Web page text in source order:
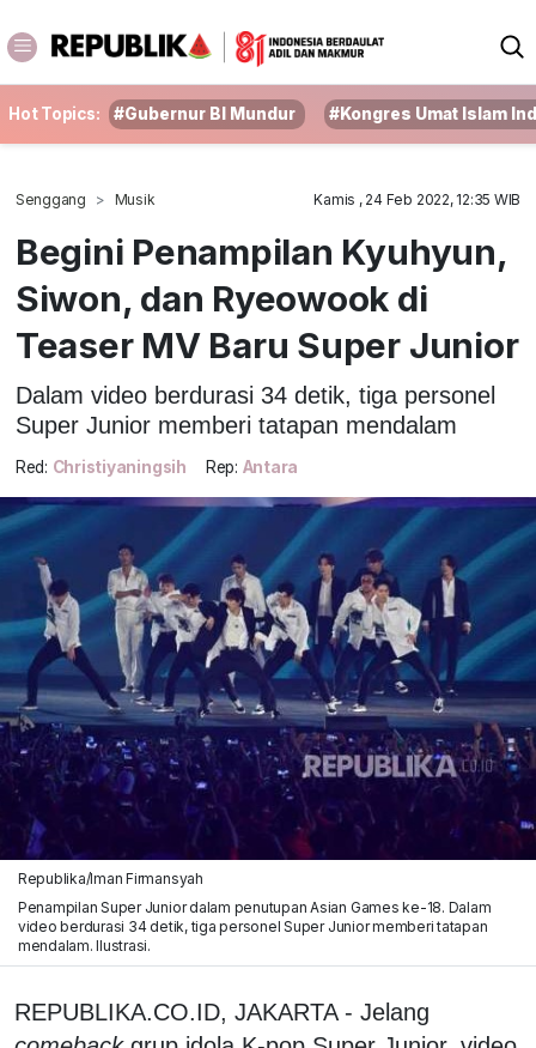
Hot Topics: #Gubernur BI Mundur #Kongres Umat Islam
Senggang Musik Kamis , 24 Feb 2022, 12:35 WIB
Begini Penampilan Kyuhyun,
Siwon, dan Ryeowook di
Teaser MV Baru Super Junior
Dalam video berdurasi 34 detik, tiga personel
Super Junior memberi tatapan mendalam
Red: Christiyaningsih Rep: Antara
Republika/Iman Firmansyah
Penampilan Super Junior dalam penutupan Asian Games ke-18. Dalam
video berdurasi 34 detik, tiga personel Super Junior memberi tatapan
mendalam. Ilustrasi.
REPUBLIKA.CO.ID, JAKARTA - Jelang